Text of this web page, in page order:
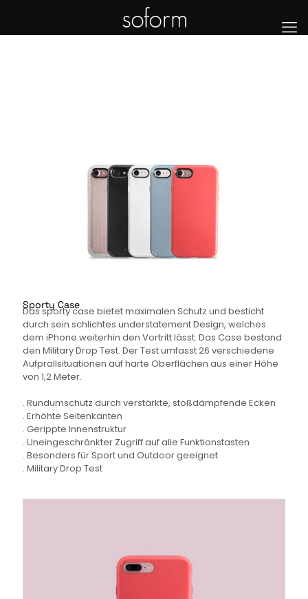
Sporty Case
Das sporty case bietet maximalen Schutz und besticht
durch sein schlichtes understatement Design, welches
dem iPhone weiterhin den Vortritt lässt. Das Case bestand
den Military Drop Test. Der Test umfasst 26 verschiedene
Aufprallsituationen auf harte Oberflächen aus einer Höhe
von 1,2 Meter.
. Rundumschutz durch verstärkte, stoßdämpfende Ecken
. Erhöhte Seitenkanten
. Gerippte Innenstruktur
. Uneingeschränkter Zugriff auf alle Funktionstasten
. Besonders für Sport und Outdoor geeignet
. Military Drop Test